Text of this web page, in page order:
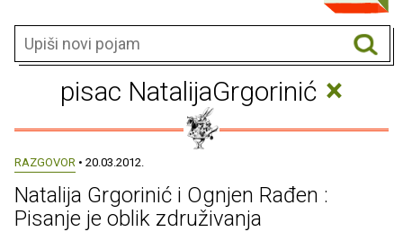
pisac NatalijaGrgorinić ×
RAZGOVOR • 20.03.2012.
Natalija Grgorinić i Ognjen Rađen :
Pisanje je oblik združivanja